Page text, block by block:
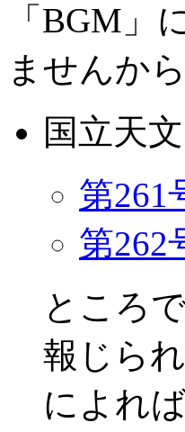
「BGM」
ませんから
国立天
第261
第262
ところで
報じら
によれ